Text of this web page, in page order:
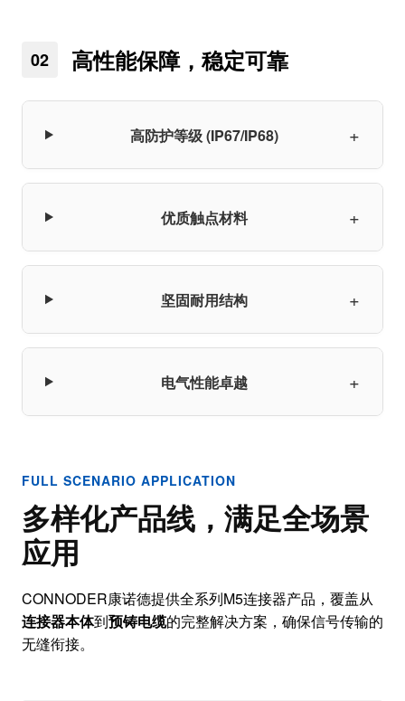
02 高性能保障，稳定可靠
高防护等级 (IP67/IP68) +
优质触点材料 +
坚固耐用结构 +
电气性能卓越 +
FULL SCENARIO APPLICATION
多样化产品线，满足全场景
应用
CONNODER康诺德提供全系列M5连接器产品，覆盖从
连接器本体到预铸电缆的完整解决方案，确保信号传输的
无缝衔接。